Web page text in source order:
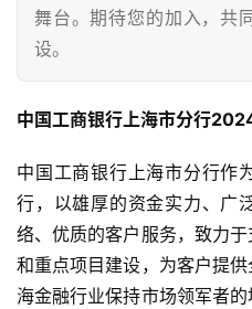
舞台。期待您的加入，共
设。
中国工商银行上海市分行
中国工商银行上海市分行作
行，以雄厚的资金实力、广
络、优质的客户服务，致力
和重点项目建设，为客户提
海金融行业保持市场领军者